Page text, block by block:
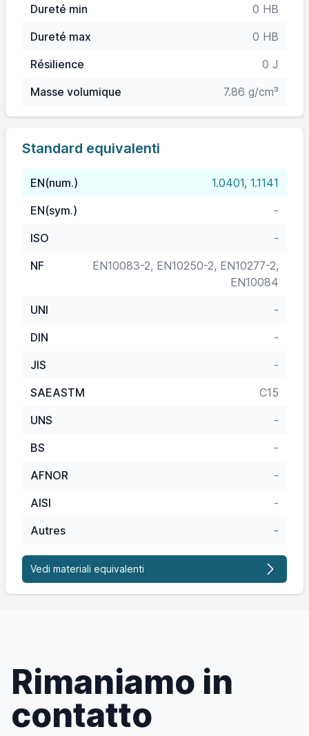
Dureté min
0 HB
Dureté max
0 HB
Résilience
0 J
Masse volumique
7.86 g/cm³
Standard equivalenti
EN(num.)
1.0401, 1.1141
EN(sym.)
-
ISO
-
NF
EN10083-2, EN10250-2, EN10277-2,
EN10084
UNI
-
DIN
-
JIS
-
SAEASTM
C15
UNS
-
BS
-
AFNOR
-
AISI
-
Autres
-
Vedi materiali equivalenti
Rimaniamo in
contatto